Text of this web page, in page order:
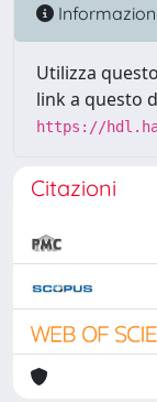
Utilizza
link a questo
https://
Citazioni